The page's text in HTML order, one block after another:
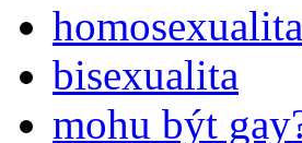
homosexualita
bisexualita
mohu být